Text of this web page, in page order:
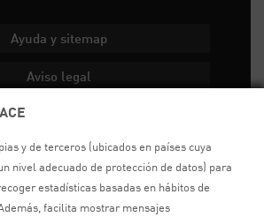
y de terceros (ubicados en países cuya
nivel adecuado de protección de datos) para
estadísticas basadas en hábitos de
facilita mostrar mensajes
Ayuda y sitemap
Aviso legal
de privacidad
Política de cookies
Política de venta